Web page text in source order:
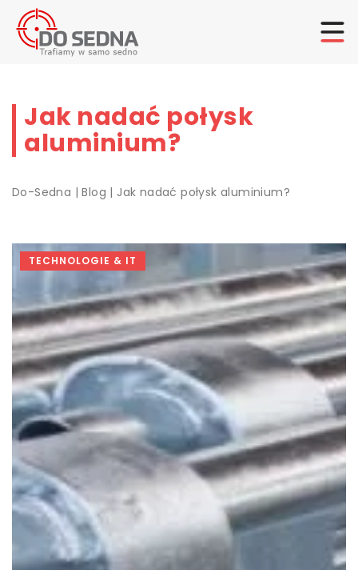
Jak nadać połysk
aluminium?
Do-Sedna |Blog | Jak nadać połysk aluminium?
TECHNOLOGIE & IT